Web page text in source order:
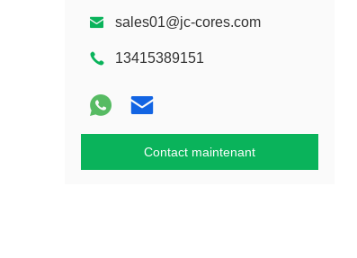
sales01@jc-cores.com
13415389151
Contact maintenant